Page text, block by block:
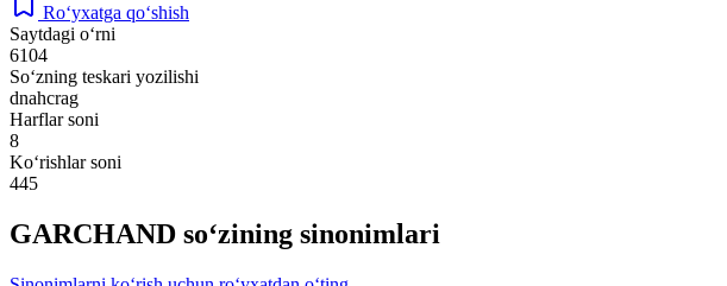
Ro‘yxatga qo‘shish
Saytdagi o‘rni
6104
So‘zning teskari yozilishi
dnahcrag
Harflar soni
8
Ko‘rishlar soni
445
GARCHAND so‘zining sinonimlari